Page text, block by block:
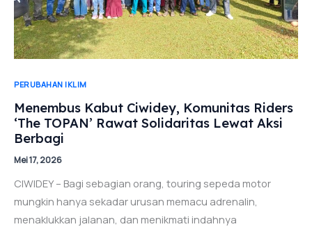
PERUBAHAN IKLIM
Menembus Kabut Ciwidey, Komunitas Riders
‘The TOPAN’ Rawat Solidaritas Lewat Aksi
Berbagi
Mei 17, 2026
CIWIDEY – Bagi sebagian orang, touring sepeda motor
mungkin hanya sekadar urusan memacu adrenalin,
menaklukkan jalanan, dan menikmati indahnya